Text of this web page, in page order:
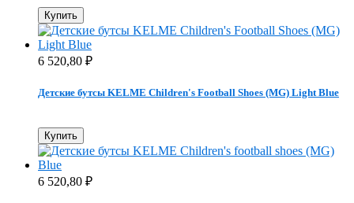
Купить
6 520,80 ₽
Детские бутсы KELME Children's Football Shoes (MG) Light Blue
Купить
6 520,80 ₽